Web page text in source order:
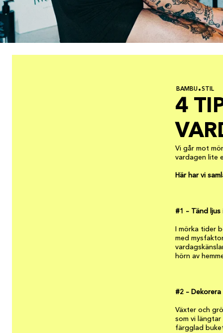
BAMBU STIL
4
Vi går mot
vardagen lite
Här har vi
#1 – Tänd ljus
I mörka tider
med
hörn av
#2 –
Växter och
som vi
färgglad